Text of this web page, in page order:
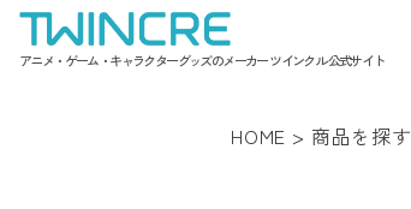
アニメ・ゲーム・キャラクターグッズのメーカー ツインクル 公式サイト
HOME > 商品を探す